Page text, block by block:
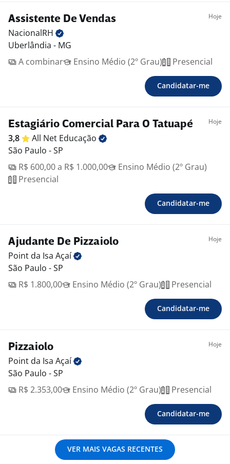
Assistente De Vendas Hoje
NacionalRH
Uberlândia - MG
A combinar
Ensino Médio (2º Grau) Presencial
Candidatar-me
Estagiário Comercial Para O Tatuapé Hoje
3,8 All Net Educação
São Paulo - SP
R$ 600,00 a R$ 1.000,00
Ensino Médio (2º Grau)
Presencial
Candidatar-me
Ajudante De Pizzaiolo Hoje
Point da Isa Açaí
São Paulo - SP
R$ 1.800,00
Ensino Médio (2º Grau) Presencial
Candidatar-me
Pizzaiolo Hoje
Point da Isa Açaí
São Paulo - SP
R$ 2.353,00
Ensino Médio (2º Grau) Presencial
Candidatar-me
VER MAIS VAGAS RECENTES